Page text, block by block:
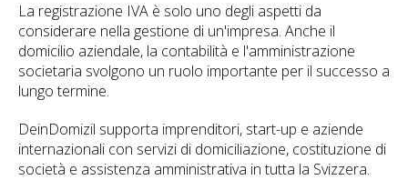
La registrazione IVA è solo uno degli aspetti da
considerare nella gestione di un'impresa. Anche il
domicilio aziendale, la contabilità e l'amministrazione
societaria svolgono un ruolo importante per il successo a
lungo termine.
DeinDomizil supporta imprenditori, start-up e aziende
internazionali con servizi di domiciliazione, costituzione di
società e assistenza amministrativa in tutta la Svizzera.